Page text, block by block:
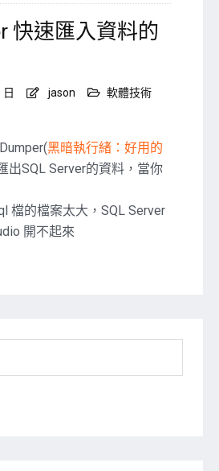
快速匯入資料的
jason
軟體技術
黑暗執行緒：好用的
出SQL Server的資料，當你
檔的檔案太大，SQL Server
開不起來